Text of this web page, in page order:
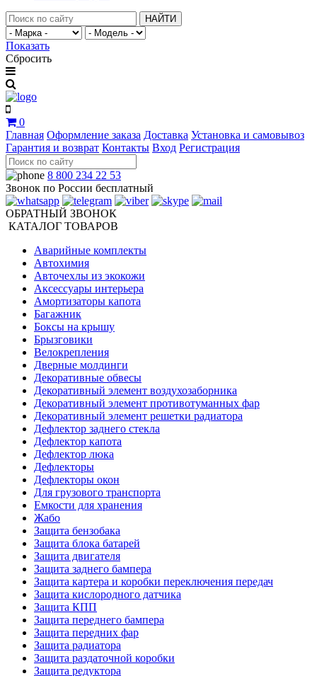
НАЙТИ
Показать
Сбросить
0
Главная Оформление заказа Доставка Установка и самовывоз
Гарантия и возврат Контакты Вход Регистрация
8 800 234 22 53
Звонок по России бесплатный
ОБРАТНЫЙ ЗВОНОК
КАТАЛОГ ТОВАРОВ
Аварийные комплекты
Автохимия
Авточехлы из экокожи
Аксессуары интерьера
Амортизаторы капота
Багажник
Боксы на крышу
Брызговики
Велокрепления
Дверные молдинги
Декоративные обвесы
Декоративный элемент воздухозаборника
Декоративный элемент противотуманных фар
Декоративный элемент решетки радиатора
Дефлектор заднего стекла
Дефлектор капота
Дефлектор люка
Дефлекторы
Дефлекторы окон
Для грузового транспорта
Емкости для хранения
Жабо
Защита бензобака
Защита блока батарей
Защита двигателя
Защита заднего бампера
Защита картера и коробки переключения передач
Защита кислородного датчика
Защита КПП
Защита переднего бампера
Защита передних фар
Защита радиатора
Защита раздаточной коробки
Защита редуктора